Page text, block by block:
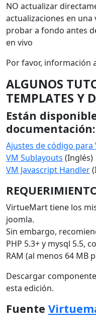
NO actualizar
actualizaciones en
probar a fondo antes
en vivo
Por favor, información
ALGUNOS
TEMPLATES Y
Están
documentación:
Ajustes de código
VM Sublayouts (Inglés)
VM Javascript Handler
VirtueMart tiene los
joomla.
Sin embargo,
PHP 5.3+ y mysql 5.5,
RAM (al menos 64 MB
Descargar
esta edición.
Fuente